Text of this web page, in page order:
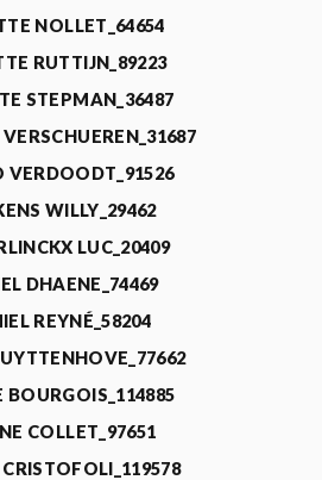
NOLLET_64654
RUTTIJN_89223
STEPMAN_36487
VERDOODT_91526
WILLY_29462
LUC_20409
DHAENE_74469
REYNÉ_58204
BOURGOIS_114885
COLLET_97651